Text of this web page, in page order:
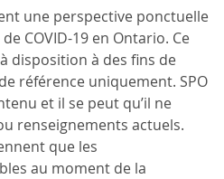
une perspective ponctuelle
COVID-19 en Ontario. Ce
disposition à des fins de
référence uniquement. SPO
et il se peut qu’il ne
renseignements actuels.
que les
au moment de la